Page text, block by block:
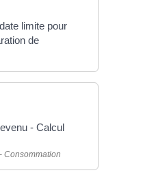
limite pour
de
- Calcul
Consommation